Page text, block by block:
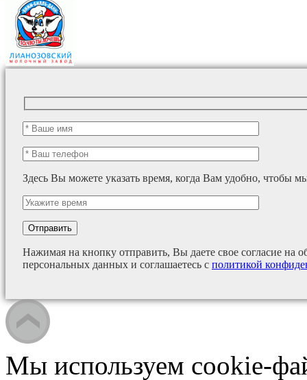
Здесь Вы можете указать время, когда Вам удобно, чтобы
Нажимая на кнопку отправить, Вы даете свое согласие на
персональных данных и соглашаетесь с политикой
Мы используем cookie-